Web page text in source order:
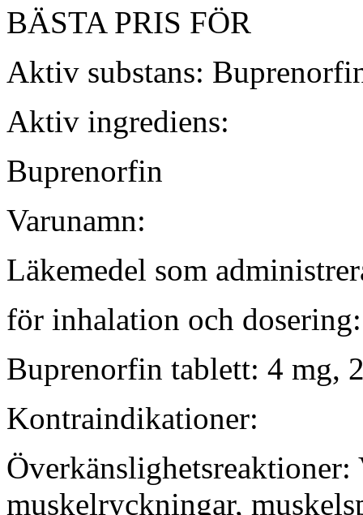
BÄSTA PRIS FÖR
Aktiv substans:
Aktiv ingrediens:
Buprenorfin
Varunamn:
Läkemedel som
för inhalation och dosering:
Buprenorfin tablett: 4 mg,
Kontraindikationer:
muskelryckningar,